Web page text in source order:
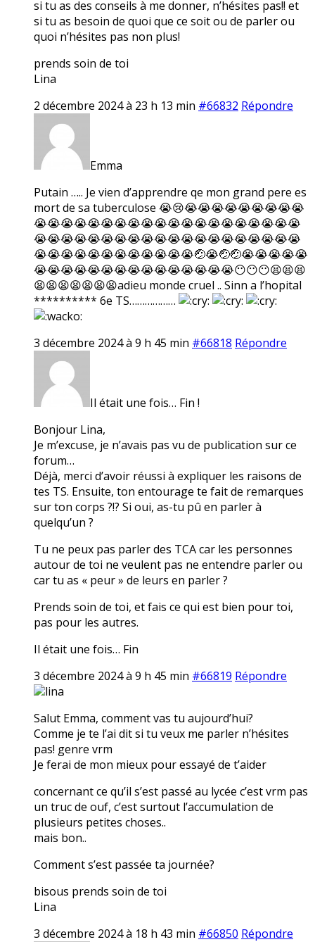
si tu as des conseils à me donner, n’hésites pas!! et
si tu as besoin de quoi que ce soit ou de parler ou
quoi n’hésites pas non plus!
prends soin de toi
Lina
2 décembre 2024 à 23 h 13 min #66832 Répondre
Emma
Putain ….. Je vien d’apprendre qe mon grand pere es
mort de sa tuberculose 😭😢😭😭😭😭😭😭😭😭😭
😭😭😭😭😭😭😭😭😭😭😭😭😭😭😭😭😭😭😭😭
😭😭😭😭😭😭😭😭😭😭😭😭😭😭😭😭😭😭😭😭
😭😭😭😭😭😭😭😭😭😭😭😭🤕😭🤕🤕😭😭😭😭😭
😭😭😭😭😭😭😭😭😭😭😭😭😭😭😭😶😶😶😫😫😫
😫😫😫😫😫😫😫adieu monde cruel .. Sinn a l’hopital
********** 6e TS………………
3 décembre 2024 à 9 h 45 min #66818 Répondre
Il était une fois… Fin !
Bonjour Lina,
Je m’excuse, je n’avais pas vu de publication sur ce
forum…
Déjà, merci d’avoir réussi à expliquer les raisons de
tes TS. Ensuite, ton entourage te fait de remarques
sur ton corps ?!? Si oui, as-tu pû en parler à
quelqu’un ?
Tu ne peux pas parler des TCA car les personnes
autour de toi ne veulent pas ne entendre parler ou
car tu as « peur » de leurs en parler ?
Prends soin de toi, et fais ce qui est bien pour toi,
pas pour les autres.
Il était une fois… Fin
3 décembre 2024 à 9 h 45 min #66819 Répondre
lina
Salut Emma, comment vas tu aujourd’hui?
Comme je te l’ai dit si tu veux me parler n’hésites
pas! genre vrm
Je ferai de mon mieux pour essayé de t’aider
concernant ce qu’il s’est passé au lycée c’est vrm pas
un truc de ouf, c’est surtout l’accumulation de
plusieurs petites choses..
mais bon..
Comment s’est passée ta journée?
bisous prends soin de toi
Lina
3 décembre 2024 à 18 h 43 min #66850 Répondre